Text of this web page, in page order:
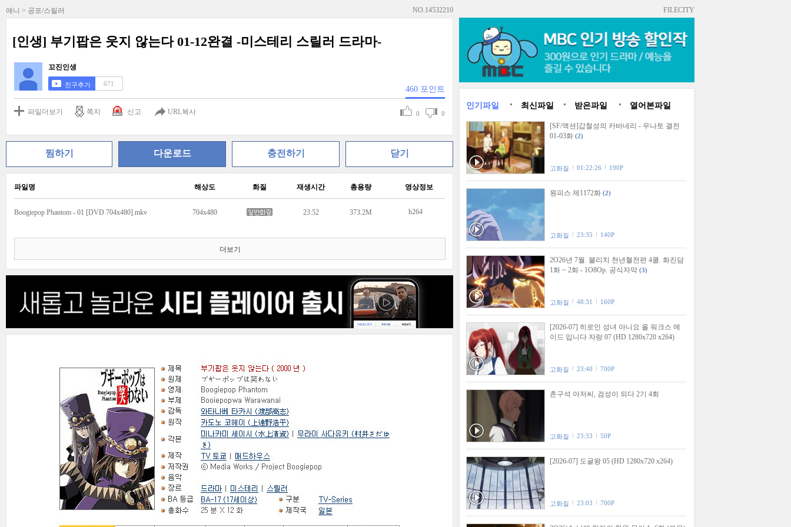
애니 > 공포/스릴러 NO.14532210
[인생] 부기팝은 웃지 않는다 01-12완결 -미스테리 스릴러 드라마-
꼬진인생
친구추가 671
460 포인트
파일더보기 쪽지 신고 URL복사 0 0
찜하기 다운로드 충전하기 닫기
파일명 해상도 화질 재생시간 총용량 영상정보
Boogiepop Phantom - 01 [DVD 704x480].mkv 704x480 23:52 373.2M h264
더보기
FILECITY
인기파일 최신파일 받은파일 열어본파일
[SF/액션]갑철성의 카바네리 - 우나토 결전
01-03화 (2)
고화질 01:22:26 190P
원피스 제1172화 (2)
고화질 23:35 140P
2O26년 7월. 블리치 천년혈전편 4쿨. 화진담
1화 ~ 2화 - 1O8Op. 공식자막 (3)
고화질 48:31 160P
[2026-07] 히로인 성녀 아니요 올 워크스 메
이드 입니다 자랑 07 (HD 1280x720 x264)
고화질 23:40 700P
촌구석 아저씨, 검성이 되다 2기 4회
고화질 23:33 50P
[2026-07] 도굴왕 05 (HD 1280x720 x264)
고화질 23:03 700P